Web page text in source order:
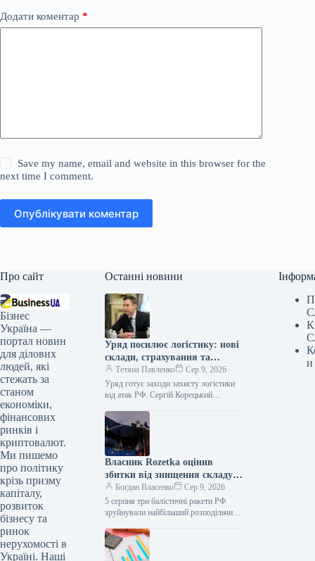
Додати коментар *
Save my name, email and website in this browser for the
next time I comment.
Опублікувати коментар
Про сайт
Бізнес
Україна —
портал новин
для ділових
людей, які
стежать за
станом
економіки,
фінансових
ринків і
криптовалют.
Ми пишемо
про політику
крізь призму
капіталу,
розвиток
бізнесу та
ринок
нерухомості в
Україні. Наші
Останні новини
Уряд посилює логістику: нові
склади, страхування та
кредити проти атак РФ
Тетяна Павленко
Сер 9, 2026
Уряд готує заходи захисту логістики
від атак РФ. Сергій Корецький
провів термінову нараду з
представниками бізнесу, ритейлу…
Власник Rozetka оцінив
збитки від знищення складу в
кілька мільярдів гривень
Богдан Власенко
Сер 9, 2026
5 серпня три балістичні ракети РФ
зруйнували найбільший розподільчий
Броварах. Власник маркетплейсу
Rozetka Владислав Чечоткін заявив,…
и